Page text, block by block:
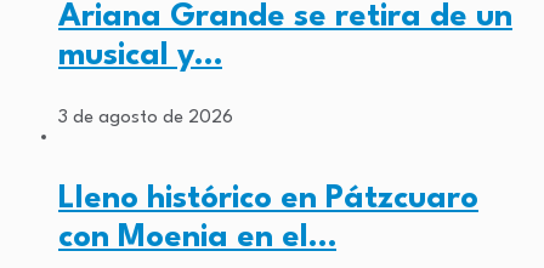
Ariana Grande se retira de un
musical y…
3 de agosto de 2026
Lleno histórico en Pátzcuaro
con Moenia en el…